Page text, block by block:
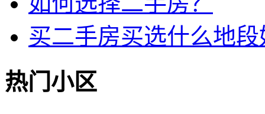
买二手房买选什么地段
热门小区